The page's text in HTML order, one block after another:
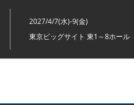
2027/4/7(水)-9(金)
東京ビッグサイト 東1～8ホール